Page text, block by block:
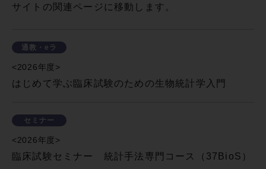
サイトの関連ページに移動します。
通教・eラ
<2026年度>
はじめて学ぶ臨床試験のための生物統計学入門
セミナー
<2026年度>
臨床試験セミナー 統計手法専門コース（37BioS）